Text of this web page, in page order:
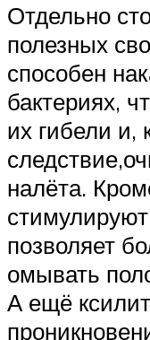
Отдельно
полезных
способен
бактериях,
их гибели и,
налёта.
позволяет
омывать
А ещё